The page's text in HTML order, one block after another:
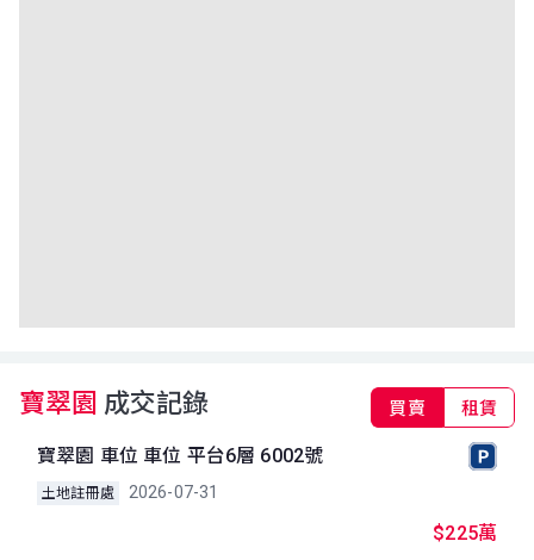
寶翠園 成交記錄 買賣 租賃
寶翠園 車位 車位 平台6層 6002號
土地註冊處 2026-07-31
$225萬